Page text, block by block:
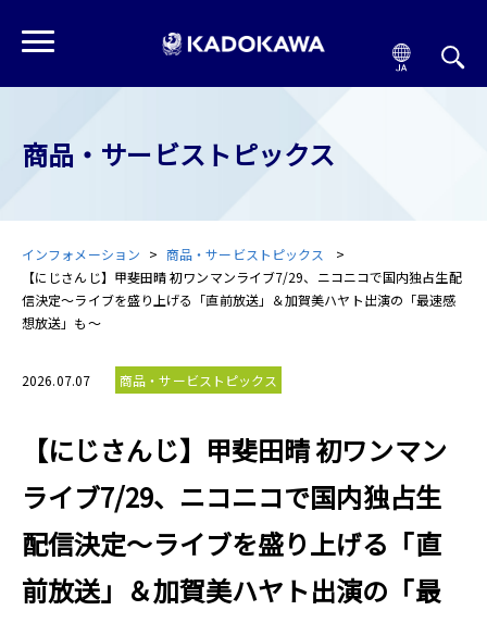
商品・サービストピックス
インフォメーション
商品・サービストピックス
【にじさんじ】甲斐田晴 初ワンマンライブ7/29、ニコニコで国内独占生配
信決定～ライブを盛り上げる「直前放送」＆加賀美ハヤト出演の「最速感
想放送」も～
2026.07.07 商品・サービストピックス
【にじさんじ】甲斐田晴 初ワンマン
ライブ7/29、ニコニコで国内独占生
配信決定～ライブを盛り上げる「直
前放送」＆加賀美ハヤト出演の「最